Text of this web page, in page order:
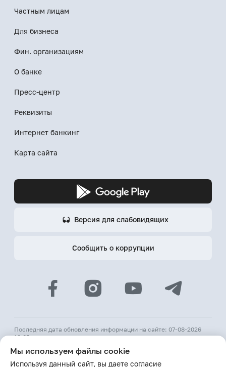
Частным лицам
Для бизнеса
Фин. организациям
О банке
Пресс-центр
Реквизиты
Интернет банкинг
Карта сайта
Версия для слабовидящих
Сообщить о коррупции
Последняя дата обновления информации на сайте: 07-08-2026
18:05
© 2026 АКБ «Hamkorbank»
Лицензия № 64 ЦБ РУз от 31 августа 1991 г.
Мы используем файлы cookie
Используя данный сайт, вы даете согласие